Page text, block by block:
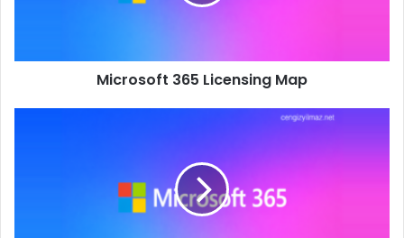
Microsoft 365 Licensing Map